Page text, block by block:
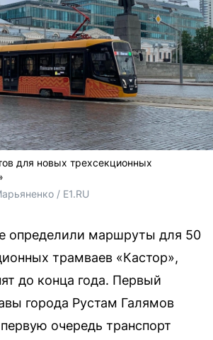
для новых трехсекционных
/ E1.RU
определили маршруты для 50
трамваев «Кастор»,
до конца года. Первый
города Рустам Галямов
очередь транспорт